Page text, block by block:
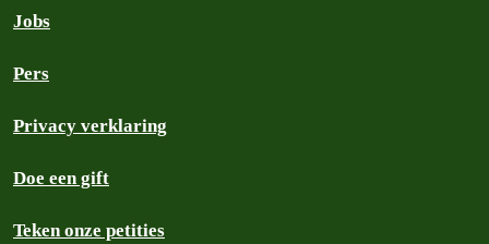
Jobs
Pers
Privacy verklaring
Doe een gift
Teken onze petities